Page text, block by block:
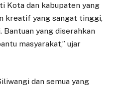
Kota dan kabupaten yang
kreatif yang sangat tinggi,
yang diserahkan
masyarakat,” ujar
dan semua yang